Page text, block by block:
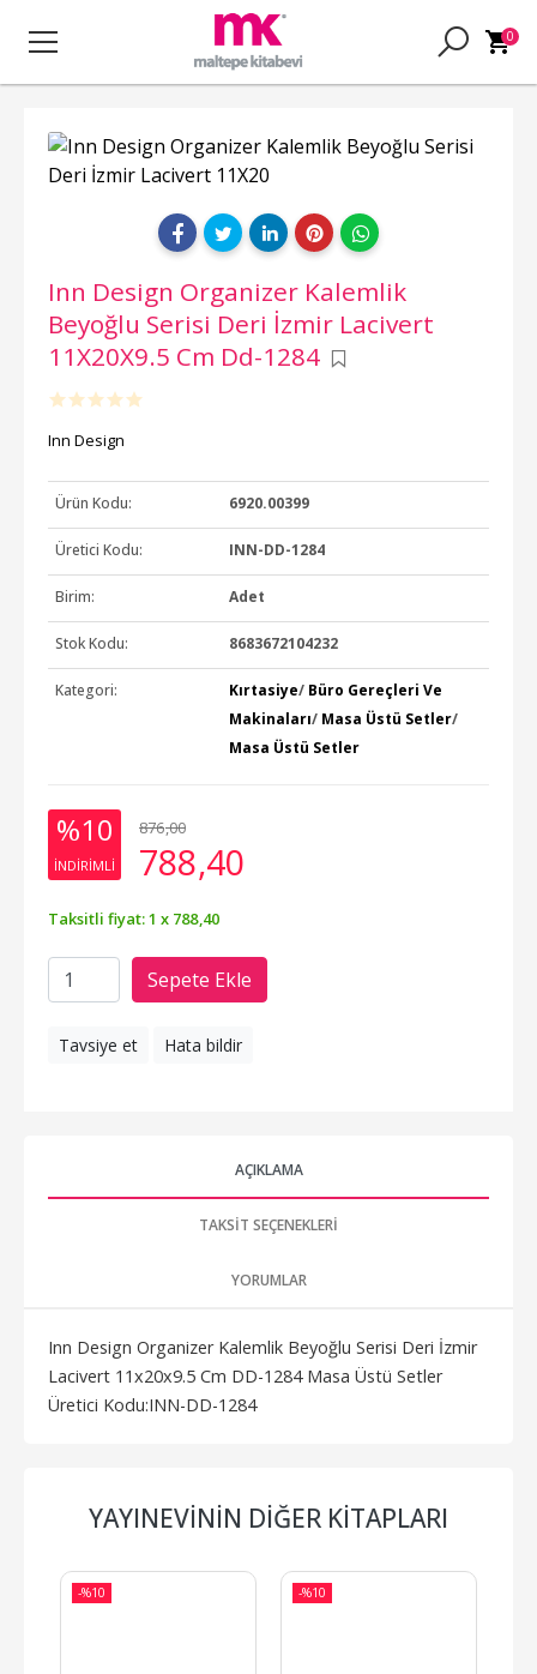
0
Inn Design Organizer Kalemlik
Beyoğlu Serisi Deri İzmir Lacivert
11X20X9.5 Cm Dd-1284
Inn Design
Ürün Kodu: 6920.00399
Üretici Kodu: INN-DD-1284
Birim: Adet
Stok Kodu: 8683672104232
Kategori: Kırtasiye/ Büro Gereçleri Ve
Makinaları/ Masa Üstü Setler/
Masa Üstü Setler
%10
INDIRIMLI
876,00
788,40
Taksitli fiyat: 1 x 788,40
Sepete Ekle
Tavsiye et Hata bildir
AÇIKLAMA
TAKSIT SEÇENEKLERI
YORUMLAR
Inn Design Organizer Kalemlik Beyoğlu Serisi Deri İzmir
Lacivert 11x20x9.5 Cm DD-1284 Masa Üstü Setler
Üretici Kodu:INN-DD-1284
YAYINEVININ DIĞER KITAPLARI
-%10 -%10